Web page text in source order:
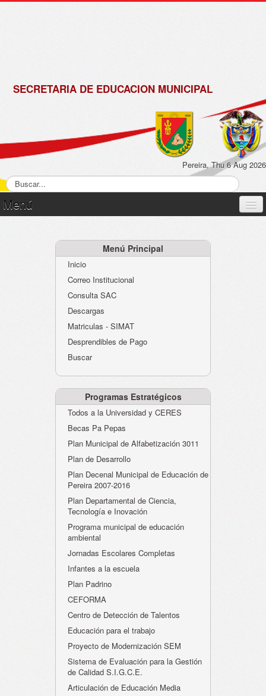
SECRETARIA DE EDUCACION MUNICIPAL
Pereira, Thu 6 Aug 2026
Menú
Atención al Ciudadano
Instituciones Educativas
Despacho Secretaría
Evaluación desempeño
Humano-Cesantías
Menú Principal
Inicio
Correo Institucional
Consulta SAC
Descargas
Matriculas - SIMAT
Desprendibles de Pago
Buscar
Programas Estratégicos
Todos a la Universidad y CERES
Becas Pa Pepas
Plan Municipal de Alfabetización 3011
Plan de Desarrollo
Plan Decenal Municipal de Educación de
Pereira 2007-2016
Plan Departamental de Ciencia,
Tecnología e Inovación
Programa municipal de educación
ambiental
Jornadas Escolares Completas
Infantes a la escuela
Plan Padrino
CEFORMA
Centro de Detección de Talentos
Educación para el trabajo
Proyecto de Modernización SEM
Sistema de Evaluación para la Gestión
de Calidad S.I.G.C.E.
Articulación de Educación Media
de